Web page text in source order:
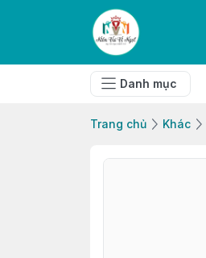
Danh mục
Trang chủ Khác